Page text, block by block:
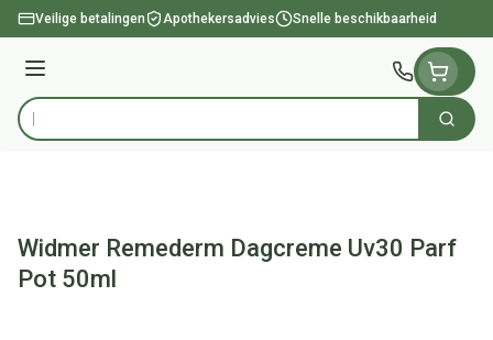
Ga naar de inhoud
Veilige betalingen Apothekersadvies Snelle beschikbaarheid
Menu
Product, merk, categorie... Zoek
Widmer Remederm Dagcreme Uv30 Parf
Pot 50ml